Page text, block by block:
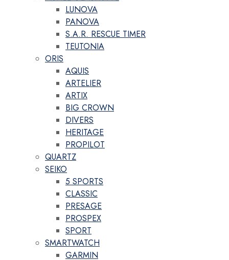
LUNOVA
PANOVA
S.A.R. RESCUE TIMER
TEUTONIA
ORIS
AQUIS
ARTELIER
ARTIX
BIG CROWN
DIVERS
HERITAGE
PROPILOT
QUARTZ
SEIKO
5 SPORTS
CLASSIC
PRESAGE
PROSPEX
SPORT
SMARTWATCH
GARMIN